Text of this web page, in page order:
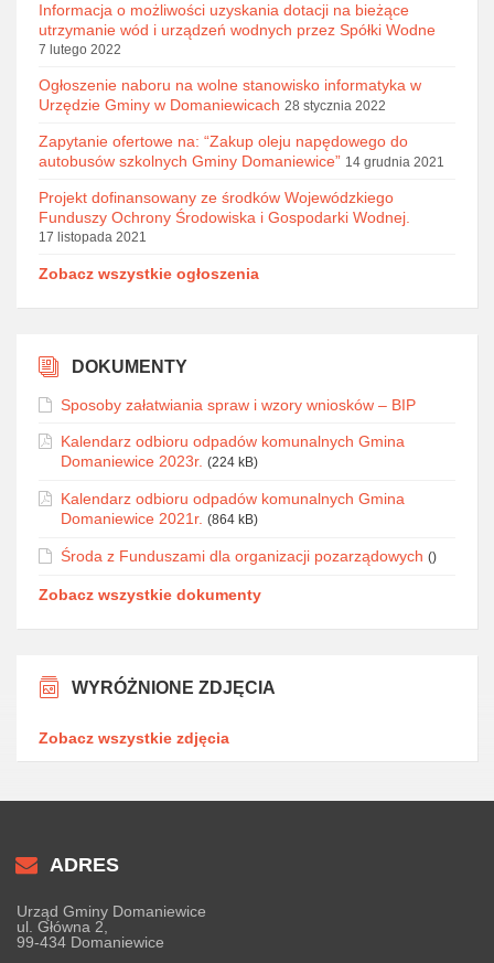
Informacja o możliwości uzyskania dotacji na bieżące
utrzymanie wód i urządzeń wodnych przez Spółki Wodne
7 lutego 2022
Ogłoszenie naboru na wolne stanowisko informatyka w
Urzędzie Gminy w Domaniewicach 28 stycznia 2022
Zapytanie ofertowe na: “Zakup oleju napędowego do
autobusów szkolnych Gminy Domaniewice” 14 grudnia 2021
Projekt dofinansowany ze środków Wojewódzkiego
Funduszy Ochrony Środowiska i Gospodarki Wodnej.
17 listopada 2021
Zobacz wszystkie ogłoszenia
DOKUMENTY
Sposoby załatwiania spraw i wzory wniosków – BIP
Kalendarz odbioru odpadów komunalnych Gmina
Domaniewice 2023r. (224 kB)
Kalendarz odbioru odpadów komunalnych Gmina
Domaniewice 2021r. (864 kB)
Środa z Funduszami dla organizacji pozarządowych ()
Zobacz wszystkie dokumenty
WYRÓŻNIONE ZDJĘCIA
Zobacz wszystkie zdjęcia
ADRES
Urząd Gminy Domaniewice
ul. Główna 2,
99-434 Domaniewice